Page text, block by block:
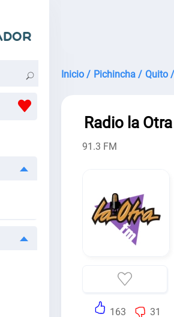
Inicio / Pichincha / Quito /
Radio la Otra
91.3 FM
163 31